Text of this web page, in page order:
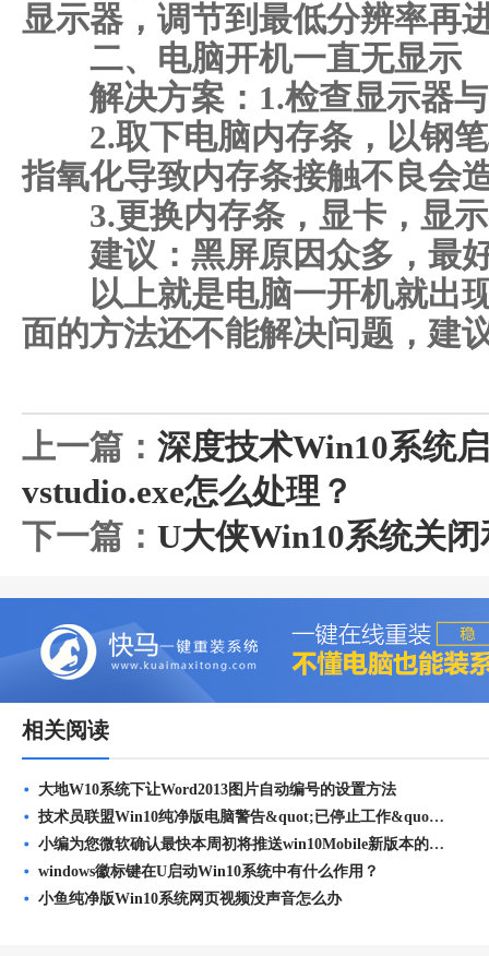
显示器，调节到最低分辨率再
二、电脑开机一直无显示
解决方案：1.检查显示器与
2.取下电脑内存条，以钢笔
指氧化导致内存条接触不良会
3.更换内存条，显卡，显示
建议：黑屏原因众多，最好
以上就是电脑一开机就出现
面的方法还不能解决问题，建
上一篇： 深度技术Win10系统
vstudio.exe怎么处理？
下一篇： U大侠Win10系统关
相关阅读
大地W10系统下让Word2013图片自动编号的设置方法
技术员联盟Win10纯净版电脑警告&quot;已停止工作&quot;的处
小编为您微软确认最快本周初将推送win10Mobile新版本的问题?
windows徽标键在U启动Win10系统中有什么作用？
小鱼纯净版Win10系统网页视频没声音怎么办